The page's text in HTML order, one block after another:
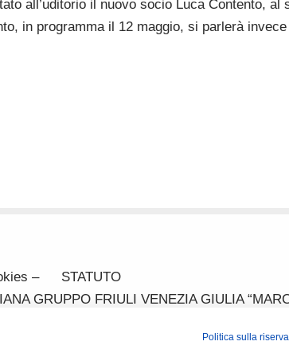
all’uditorio il nuovo socio Luca Contento,
in programma il 12 maggio, si parlerà
–
STATUTO
GRUPPO FRIULI VENEZIA GIULIA
Mail: ussi_fvg@hotmail.com IBAN
Politica sulla